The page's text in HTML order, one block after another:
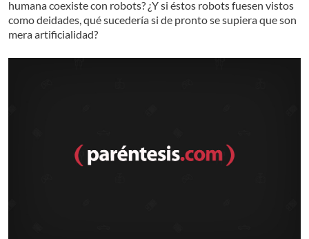
humana coexiste con robots? ¿Y si éstos robots fuesen vistos
como deidades, qué sucedería si de pronto se supiera que son
mera artificialidad?